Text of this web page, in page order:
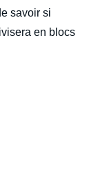
savoir si
en blocs